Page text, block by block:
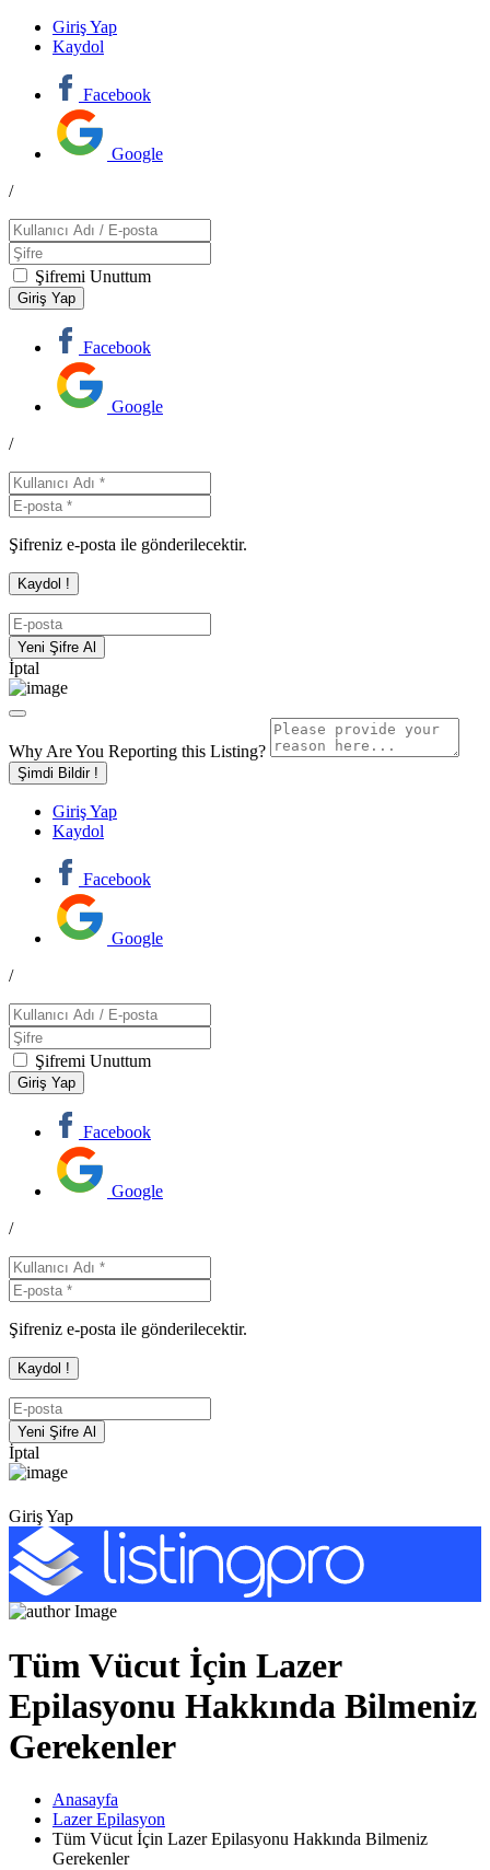
Giriş Yap
Kaydol
Facebook
Google
/
Şifremi Unuttum
Facebook
Google
/
Şifreniz e-posta ile gönderilecektir.
İptal
Why Are You Reporting this Listing?
Şimdi Bildir !
Giriş Yap
Kaydol
Facebook
Google
/
Şifremi Unuttum
Facebook
Google
/
Şifreniz e-posta ile gönderilecektir.
İptal
Giriş Yap
Tüm Vücut İçin Lazer
Epilasyonu Hakkında Bilmeniz
Gerekenler
Anasayfa
Lazer Epilasyon
Tüm Vücut İçin Lazer Epilasyonu Hakkında Bilmeniz
Gerekenler